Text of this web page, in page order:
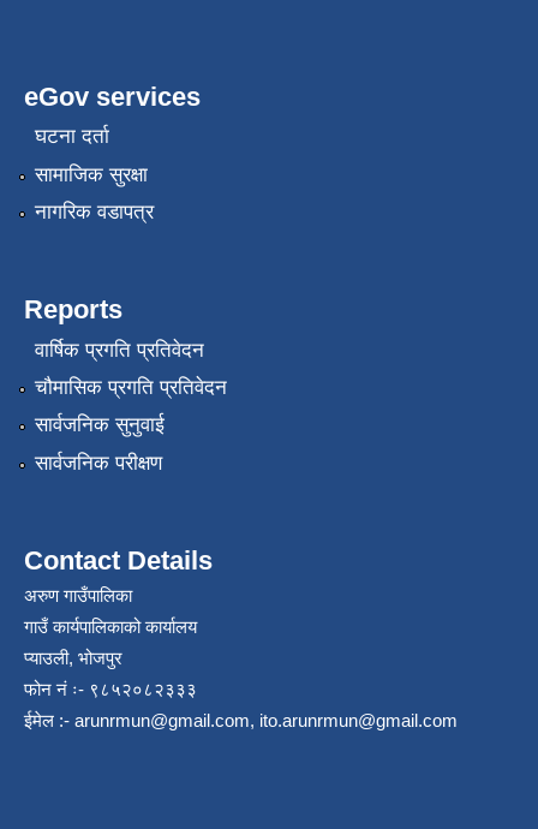
eGov services
घटना दर्ता
सामाजिक सुरक्षा
नागरिक वडापत्र
Reports
वार्षिक प्रगति प्रतिवेदन
चौमासिक प्रगति प्रतिवेदन
सार्वजनिक सुनुवाई
सार्वजनिक परीक्षण
Contact Details
अरुण गाउँपालिका
गाउँ कार्यपालिकाको कार्यालय
प्याउली, भोजपुर
फोन नं ः- ९८५२०८२३३३
ईमेल :- arunrmun@gmail.com, ito.arunrmun@gmail.com